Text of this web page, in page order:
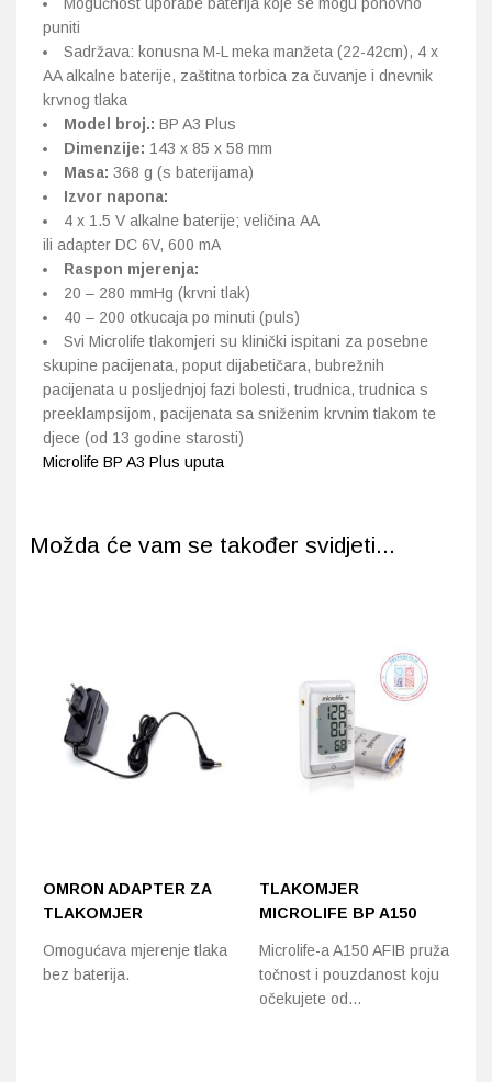
puniti
Sadržava: konusna M-L meka manžeta (22-42cm), 4 x
AA alkalne baterije, zaštitna torbica za čuvanje i dnevnik
krvnog tlaka
Model broj.: BP A3 Plus
Dimenzije: 143 x 85 x 58 mm
Masa: 368 g (s baterijama)
Izvor napona:
4 x 1.5 V alkalne baterije; veličina AA
ili adapter DC 6V, 600 mA
Raspon mjerenja:
20 – 280 mmHg (krvni tlak)
40 – 200 otkucaja po minuti (puls)
Svi Microlife tlakomjeri su klinički ispitani za posebne
skupine pacijenata, poput dijabetičara, bubrežnih
pacijenata u posljednjoj fazi bolesti, trudnica, trudnica s
preeklampsijom, pacijenata sa sniženim krvnim tlakom te
djece (od 13 godine starosti)
Microlife BP A3 Plus uputa
Možda će vam se također svidjeti...
OMRON ADAPTER ZA
TLAKOMJER
Omogućava mjerenje tlaka
bez baterija.
TLAKOMJER
MICROLIFE BP A150
Microlife-a A150 AFIB pruža
točnost i pouzdanost koju
očekujete od…